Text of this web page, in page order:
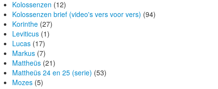
Kolossenzen (12)
Kolossenzen brief (video's vers voor vers) (94)
Korinthe (27)
Leviticus (1)
Lucas (17)
Markus (7)
Mattheüs (21)
Mattheüs 24 en 25 (serie) (53)
Mozes (5)